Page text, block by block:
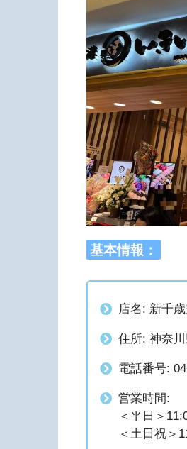
基本情報：
店名: 新千
住所: 神奈
電話番号:
営業時間:
＜平日＞
＜土日祝＞